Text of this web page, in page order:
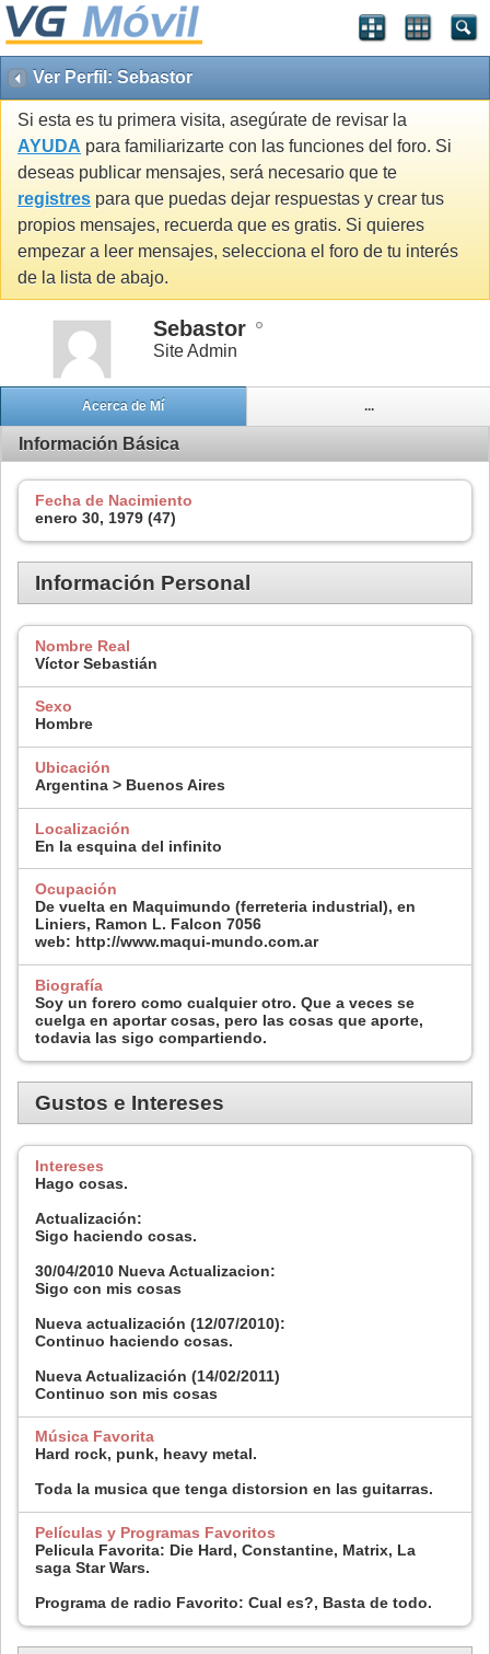
Ver Perfil: Sebastor
Si esta es tu primera visita, asegúrate de revisar la
AYUDA para familiarizarte con las funciones del foro. Si
deseas publicar mensajes, será necesario que te
registres para que puedas dejar respuestas y crear tus
propios mensajes, recuerda que es gratis. Si quieres
empezar a leer mensajes, selecciona el foro de tu interés
de la lista de abajo.
Sebastor
Site Admin
Acerca de Mí ...
Información Básica
Fecha de Nacimiento
enero 30, 1979 (47)
Información Personal
Nombre Real
Víctor Sebastián
Sexo
Hombre
Ubicación
Argentina > Buenos Aires
Localización
En la esquina del infinito
Ocupación
De vuelta en Maquimundo (ferreteria industrial), en
Liniers, Ramon L. Falcon 7056
web: http://www.maqui-mundo.com.ar
Biografía
Soy un forero como cualquier otro. Que a veces se
cuelga en aportar cosas, pero las cosas que aporte,
todavia las sigo compartiendo.
Gustos e Intereses
Intereses
Hago cosas.
Actualización:
Sigo haciendo cosas.
30/04/2010 Nueva Actualizacion:
Sigo con mis cosas
Nueva actualización (12/07/2010):
Continuo haciendo cosas.
Nueva Actualización (14/02/2011)
Continuo son mis cosas
Música Favorita
Hard rock, punk, heavy metal.
Toda la musica que tenga distorsion en las guitarras.
Películas y Programas Favoritos
Pelicula Favorita: Die Hard, Constantine, Matrix, La
saga Star Wars.
Programa de radio Favorito: Cual es?, Basta de todo.